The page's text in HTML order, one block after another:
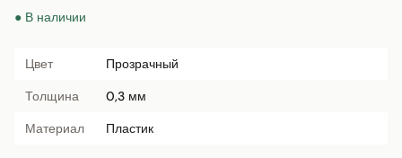
● В наличии
Цвет
Прозрачный
Толщина
0,3 мм
Материал
Пластик